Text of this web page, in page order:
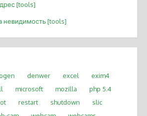
[tools]
невидимость [tools]
denwer excel
exim4
microsoft mozilla
php 5.4
restart shutdown
slic